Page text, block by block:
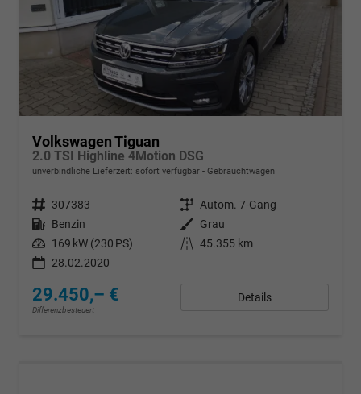
Volkswagen Tiguan
2.0 TSI Highline 4Motion DSG
unverbindliche Lieferzeit: sofort verfügbar Gebrauchtwagen
Fahrzeugnr. 307383 Getriebe Autom. 7-Gang
Kraftstoff Benzin Außenfarbe
Grau
Leistung 169 kW (230 PS) Kilometerstand 45.355 km
28.02.2020
29.450,– €
Differenzbesteuert
Details